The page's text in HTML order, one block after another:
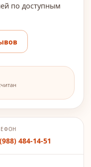
по доступным
484-14-51